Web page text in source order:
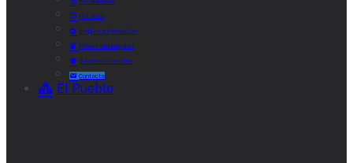
Horarios
Empleo y Formación
Plenos Municipales
Boletín «De Valde»
Contacta
El Pueblo